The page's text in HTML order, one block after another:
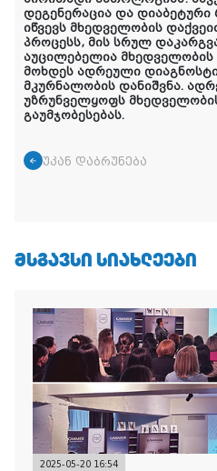
დეგენერაცია და დიაბეტური
იწვევს მხედველობის
პროცესს, მის სრულ
აუცილებელია
მოხდეს ადრეული
მკურნალობის დანიშვნა.
უზრუნველყოფს
გაუმჯობესებას.
უკან დაბრუნება
ᲛᲡᲒᲐᲕᲡᲘ ᲡᲘᲐᲮᲚᲔᲔᲑᲘ
2025-05-20 16:54